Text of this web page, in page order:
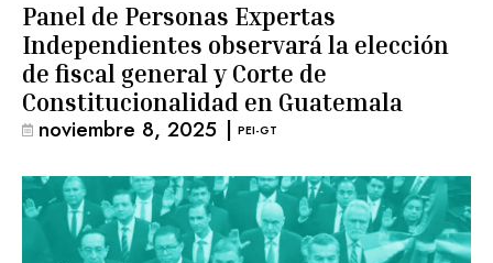
Panel de Personas Expertas
Independientes observará la elección
de fiscal general y Corte de
Constitucionalidad en Guatemala
noviembre 8, 2025 | PEI-GT